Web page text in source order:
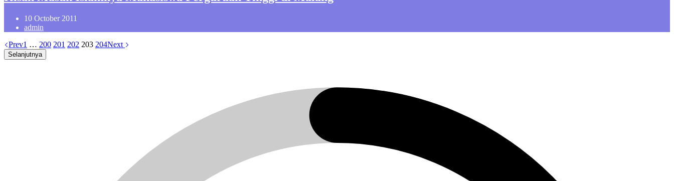
10 October 2011
admin
Prev1 … 200 201 202 203 204Next
Selanjutnya